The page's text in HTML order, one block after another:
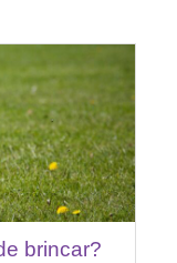
brincar?